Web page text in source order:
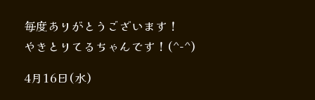
毎度ありがとうございます！
やきとりてるちゃんです！(^-^)
4月16日(水)